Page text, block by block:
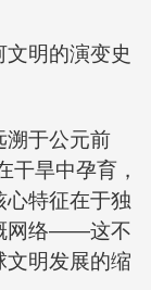
明的演变史
溯于公元前
干旱中孕育，
心特征在于独
网络——这不
文明发展的缩